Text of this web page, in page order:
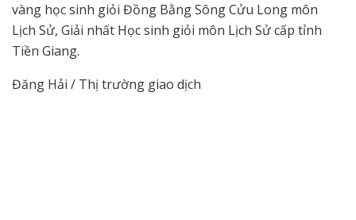
vàng học sinh giỏi Đồng Bằng Sông Cửu Long môn
Lịch Sử, Giải nhất Học sinh giỏi môn Lịch Sử cấp tỉnh
Tiền Giang.
Đăng Hải / Thị trường giao dịch